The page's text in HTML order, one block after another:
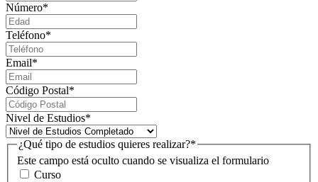
Número*
Teléfono*
Email*
Código Postal*
Nivel de Estudios*
Este campo está oculto cuando se visualiza el formulario
¿Qué tipo de estudios quieres realizar?*
Curso